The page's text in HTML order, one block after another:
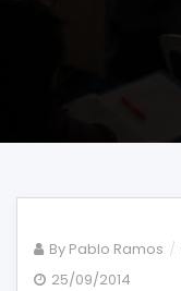
By Pablo Ramos
25/09/2014